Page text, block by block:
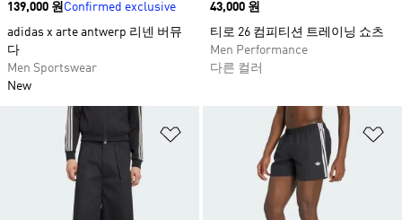
Price
139,000 원Confirmed exclusive
adidas x arte antwerp 리넨 버뮤
다
Men Sportswear
New
Price
43,000 원
티로 26 컴피티션 트레이닝 쇼츠
Men Performance
다른 컬러
위시리스트 담기